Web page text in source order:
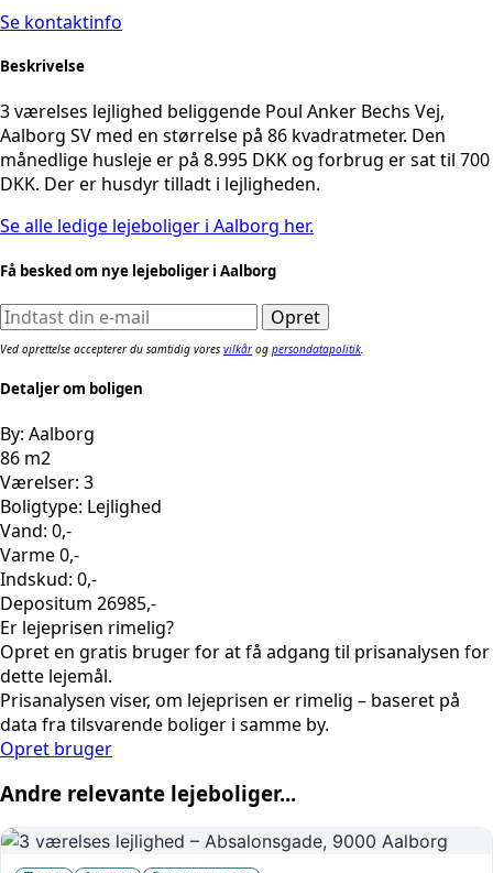
Se kontaktinfo
Beskrivelse
3 værelses lejlighed beliggende Poul Anker Bechs Vej,
Aalborg SV med en størrelse på 86 kvadratmeter. Den
månedlige husleje er på 8.995 DKK og forbrug er sat til 700
DKK. Der er husdyr tilladt i lejligheden.
Se alle ledige lejeboliger i Aalborg her.
Få besked om nye lejeboliger i Aalborg
Ved oprettelse accepterer du samtidig vores vilkårog persondatapolitik
Detaljer om boligen
By: Aalborg
86 m2
Værelser: 3
Boligtype: Lejlighed
Vand: 0,-
Varme 0,-
Indskud: 0,-
Depositum 26985,-
Er lejeprisen rimelig?
Opret en gratis bruger for at få adgang til prisanalysen for
dette lejemål.
Prisanalysen viser, om lejeprisen er rimelig – baseret på
data fra tilsvarende boliger i samme by.
Opret bruger
Andre relevante lejeboliger...